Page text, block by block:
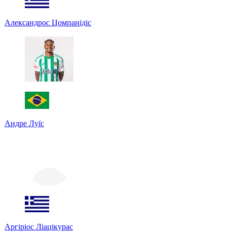
Александрос Цомпанідіс
Андре Луїс
Аргіріос Ліацікурас